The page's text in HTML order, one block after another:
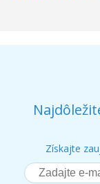
Získajte